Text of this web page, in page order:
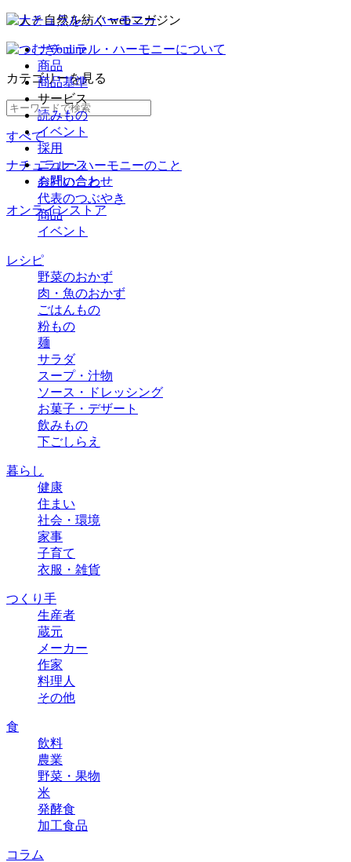
ナチュラル・ハーモニーについて
商品
商品基準
サービス
読みもの
イベント
採用
ニュース
お問い合わせ
オンラインストア
カテゴリーを見る
すべて
ナチュラル・ハーモニーのこと
会社のこと
代表のつぶやき
商品
イベント
レシピ
野菜のおかず
肉・魚のおかず
ごはんもの
粉もの
麺
サラダ
スープ・汁物
ソース・ドレッシング
お菓子・デザート
飲みもの
下ごしらえ
暮らし
健康
住まい
社会・環境
家事
子育て
衣服・雑貨
つくり手
生産者
蔵元
メーカー
作家
料理人
その他
食
飲料
農業
野菜・果物
米
発酵食
加工食品
コラム